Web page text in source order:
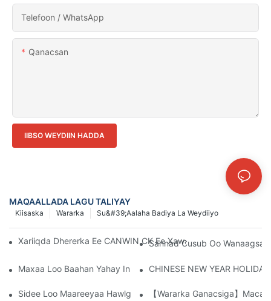
Telefoon / WhatsApp
Qanacsan
IIBSO WEYDIIN HADDA
MAQAALLADA LAGU TALIYAY
Su&#39;aalaha Badiya La Weydiiyo
Wararka
Kiisaska
Xariiqda Dhererka Ee CANWIN CK Ee Xawaaraha Sare Leh
Sannad Cusub Oo
Maxaa Loo Baahan Yahay In Xudunta Birta Ee Qalabka Wax
CHINESE NEW YEAR
Sidee Loo Maareeyaa Hawlgal Aan Caadi Ahayn Oo Ah
【Wararka Ganacsiga】